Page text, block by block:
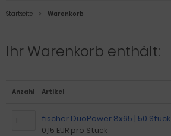
Startseite Warenkorb
Ihr Warenkorb enthält:
Anzahl Artikel
fischer DuoPower 8x65 | 50 Stück
0,15 EUR pro Stück